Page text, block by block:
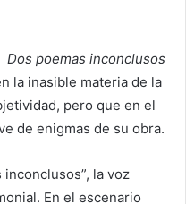
Dos poemas inconclusos
la inasible materia de la
pero que en el
de enigmas de su obra.
la voz
En el escenario